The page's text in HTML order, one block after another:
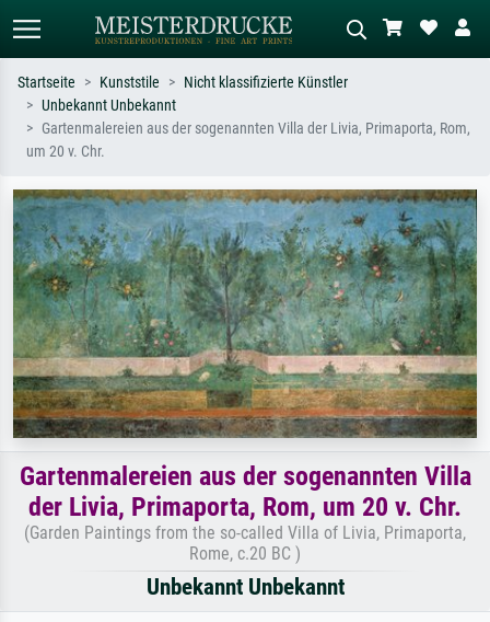
Standardsuche KI-Bildersuche
Suchen Sie nach Künstlern, Werktiteln
Sternennacht, Impressionismus, Welle
Hokusai, Akt.
Ölgemälde, Stehender Akt neben einem
Baum.
Startseite Kunststile
Nicht klassifizierte Künstler
Unbekannt Unbekannt
Gartenmalereien aus der sogenannten Villa der Livia, Primaporta, Rom,
um 20 v. Chr.
Gartenmalereien aus der sogenannten Villa
der Livia, Primaporta, Rom, um 20 v. Chr.
(Garden Paintings from the so-called Villa of Livia, Primaporta,
Rome, c.20 BC )
Unbekannt Unbekannt